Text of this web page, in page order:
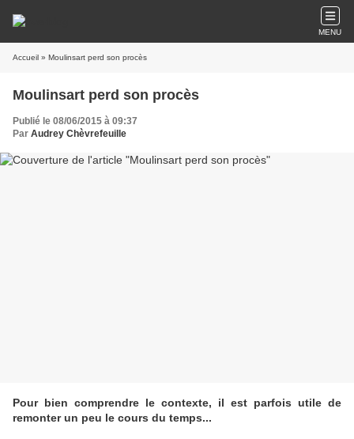
MENU
Accueil » Moulinsart perd son procès
Moulinsart perd son procès
Publié le 08/06/2015 à 09:37
Par Audrey Chèvrefeuille
Pour bien comprendre le contexte, il est parfois utile de
remonter un peu le cours du temps...